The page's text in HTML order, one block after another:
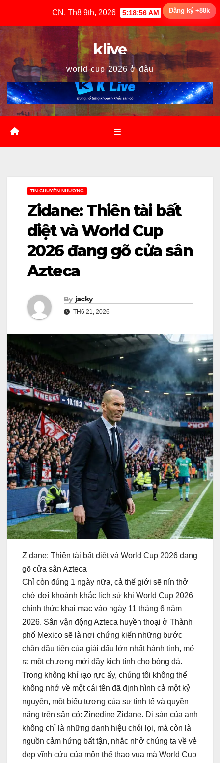
content
CN. Th8 9th, 2026 5:18:57 AM
klive
world cup 2026 ở đâu
TIN CHUYỂN NHƯỢNG
Zidane: Thiên tài bất
diệt và World Cup
2026 đang gõ cửa sân
Azteca
By jacky
TH6 21, 2026
Zidane: Thiên tài bất diệt và World Cup 2026 đang
gõ cửa sân Azteca
Chỉ còn đúng 1 ngày nữa, cả thế giới sẽ nín thở
chờ đợi khoảnh khắc lịch sử khi World Cup 2026
chính thức khai mạc vào ngày 11 tháng 6 năm
2026. Sân vận động Azteca huyền thoại ở Thành
phố Mexico sẽ là nơi chứng kiến những bước
chân đầu tiên của giải đấu lớn nhất hành tinh, mở
ra một chương mới đầy kịch tính cho bóng đá.
Trong không khí rạo rực ấy, chúng tôi không thể
không nhớ về một cái tên đã định hình cả một kỷ
nguyên, một biểu tượng của sự tinh tế và quyền
năng trên sân cỏ: Zinedine Zidane. Di sản của anh
không chỉ là những danh hiệu chói lọi, mà còn là
nguồn cảm hứng bất tận, nhắc nhở chúng ta về vẻ
đẹp vĩnh cửu của môn thể thao vua mà World Cup
Đăng ký +88k